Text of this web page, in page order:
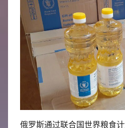
俄罗斯通过联合国世界粮食